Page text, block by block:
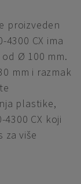
proizveden
4300 CX ima
Ø 100 mm.
mm i razmak
plastike,
CX koji
za više